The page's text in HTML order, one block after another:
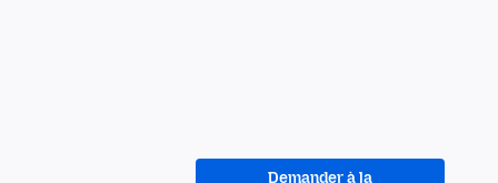
Demander à la